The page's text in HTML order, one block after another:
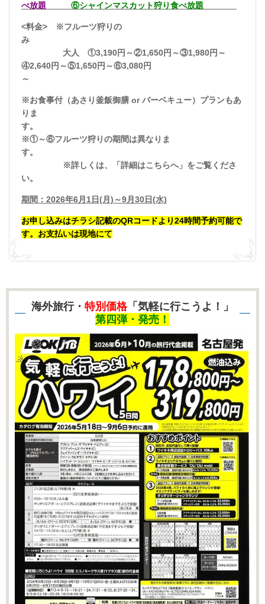
べ放題
⑥シャインマスカット狩り食べ放題
<料金> ※フルーツ狩りの
み
大人 ①3,190円～②1,650円～③1,980円～
④2,640円～⑤1,650円～⑥3,080円
～
※お食事付（あさり釜飯御膳 or バーベキュー）プランもあ
りま
す。
※①～⑥フルーツ狩りの期間は異なりま
す。
※詳しくは、
「詳細はこちらへ」をご覧くださ
い。
期間：2026年6月1日(月)～9月30日(水)
お申し込みはチラシ記載のQRコードより24時間予約可能で
す。お支払いは現地にて
海外旅行・ 特別価格「気軽に行こうよ！」
第四弾・発売！